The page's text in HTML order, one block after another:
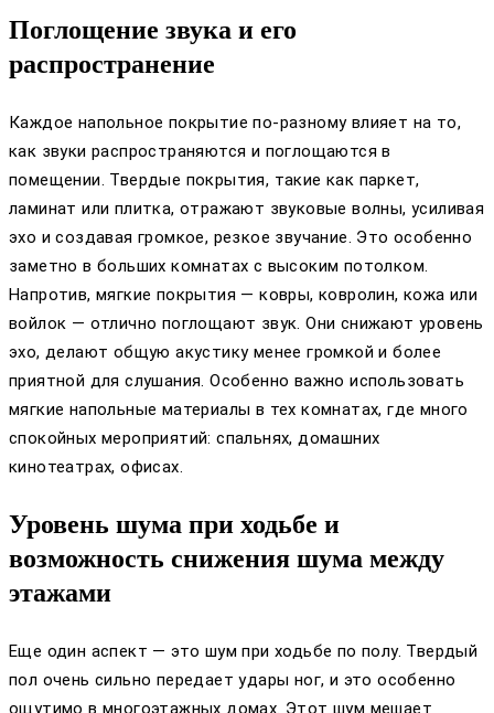
Поглощение звука и его
распространение
Каждое напольное покрытие по-разному влияет на то,
как звуки распространяются и поглощаются в
помещении. Твердые покрытия, такие как паркет,
ламинат или плитка, отражают звуковые волны, усиливая
эхо и создавая громкое, резкое звучание. Это особенно
заметно в больших комнатах с высоким потолком.
Напротив, мягкие покрытия — ковры, ковролин, кожа или
войлок — отлично поглощают звук. Они снижают уровень
эхо, делают общую акустику менее громкой и более
приятной для слушания. Особенно важно использовать
мягкие напольные материалы в тех комнатах, где много
спокойных мероприятий: спальнях, домашних
кинотеатрах, офисах.
Уровень шума при ходьбе и
возможность снижения шума между
этажами
Еще один аспект — это шум при ходьбе по полу. Твердый
пол очень сильно передает удары ног, и это особенно
ощутимо в многоэтажных домах. Этот шум мешает